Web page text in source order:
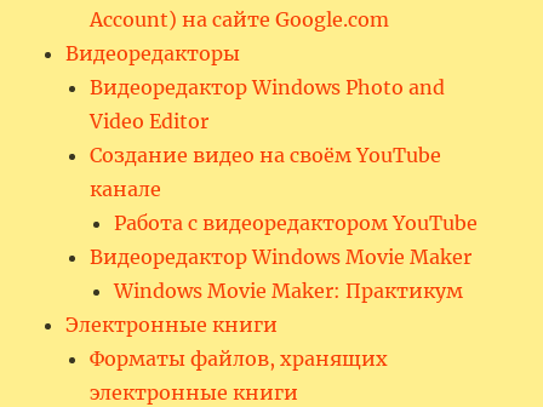
Account) на сайте Google.com
Видеоредакторы
Видеоредактор Windows Photo and
Video Editor
Создание видео на своём YouTube
канале
Работа с видеоредактором YouTube
Видеоредактор Windows Movie Maker
Windows Movie Maker: Практикум
Электронные книги
Форматы файлов, хранящих
электронные книги